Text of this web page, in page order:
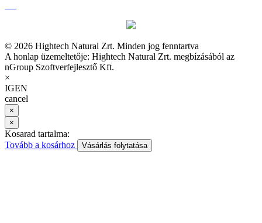
© 2026 Hightech Natural Zrt. Minden jog fenntartva
A honlap üzemeltetője: Hightech Natural Zrt. megbízásából az
nGroup Szoftverfejlesztő Kft.
×
IGEN
cancel
×
×
Kosarad tartalma:
Tovább a kosárhoz
Vásárlás folytatása